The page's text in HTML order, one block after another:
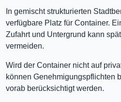
In gemischt strukturierten
verfügbare Platz für Container.
Zufahrt und Untergrund kann
vermeiden.
Wird der Container nicht auf
können Genehmigungspflichten
vorab berücksichtigt werden.